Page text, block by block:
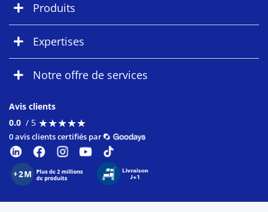
Produits
Expertises
Notre offre de services
Avis clients
0.0 / 5 ★★★★★
★★★★★
0 avis clients certifiés par